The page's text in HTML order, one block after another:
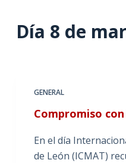
Día 8 de
GENERAL
Compromiso
En el día
de León (ICMAT)